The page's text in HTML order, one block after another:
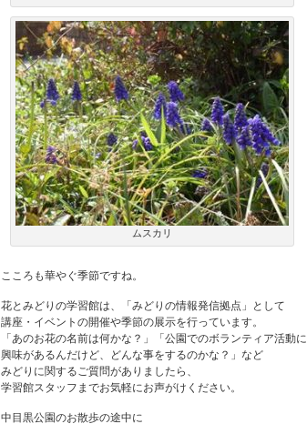
ムスカリ
こころも華やぐ季節ですね。
花とみどりの学習館は、「みどりの情報発信拠点」として
講座・イベントの開催や季節の展示を行っています。
「あのお花の名前は何かな？」「公園でのボランティア活動に
興味があるんだけど、どんな事をするのかな？」など
みどりに関するご質問がありましたら、
学習館スタッフまでお気軽にお声がけください。
中目黒公園のお散歩の途中に